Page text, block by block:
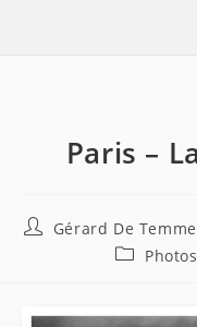
Paris –
Auteur/autrice
Gérard De
PostPhotos